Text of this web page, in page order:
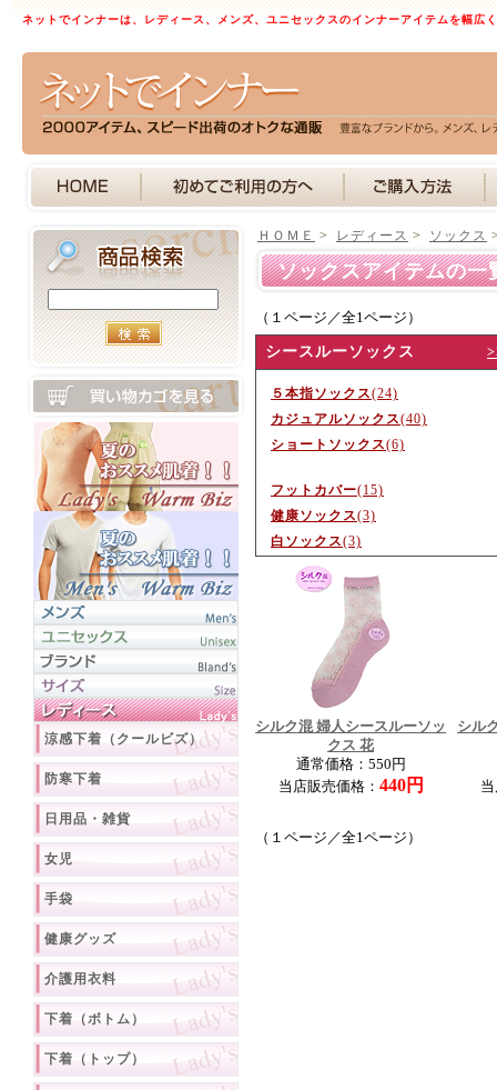
ネットでインナーは、レディース、メンズ、ユニセックスのインナーアイテムを幅広
涼感下着（クールビズ）
防寒下着
日用品・雑貨
女児
手袋
健康グッズ
介護用衣料
下着（ボトム）
下着（トップ）
ＨＯＭＥ > レディース > ソックス
ソックスアイテムの
（１ページ／全1ページ）
シースルーソックス
５本指ソックス(24)
カジュアルソックス(40)
ショートソックス(6)
フットカバー(15)
健康ソックス(3)
白ソックス(3)
シルク混 婦人シースルーソッ
クス 花
通常価格：550円
当店販売価格： 440円
シル
（１ページ／全1ページ）